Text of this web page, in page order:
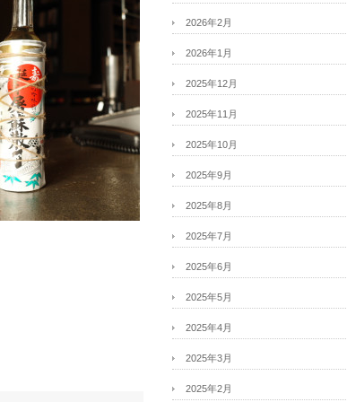
2026年2月
2026年1月
2025年12月
2025年11月
2025年10月
2025年9月
2025年8月
2025年7月
2025年6月
2025年5月
2025年4月
2025年3月
2025年2月